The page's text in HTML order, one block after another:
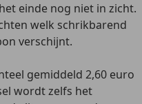
einde nog niet in zicht.
welk schrikbarend
verschijnt.
gemiddeld 2,60 euro
wordt zelfs het